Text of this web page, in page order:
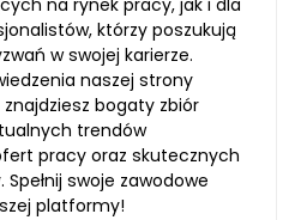
na rynek pracy, jak i dla
którzy poszukują
w swojej karierze.
naszej strony
bogaty zbiór
trendów
pracy oraz skutecznych
swoje zawodowe
platformy!